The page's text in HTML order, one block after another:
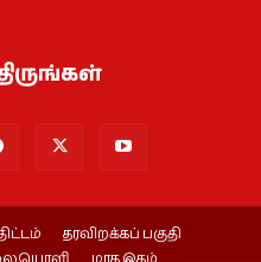
திட்டம்
தரவிறக்கப் பகுதி